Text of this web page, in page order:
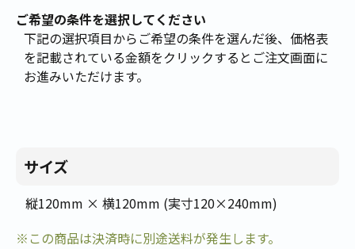
ご希望の条件を選択してください
下記の選択項目からご希望の条件を選んだ後、価格表
を記載されている金額をクリックするとご注文画面に
お進みいただけます。
サイズ
縦120mm × 横120mm (実寸120×240mm)
※この商品は決済時に別途送料が発生します。